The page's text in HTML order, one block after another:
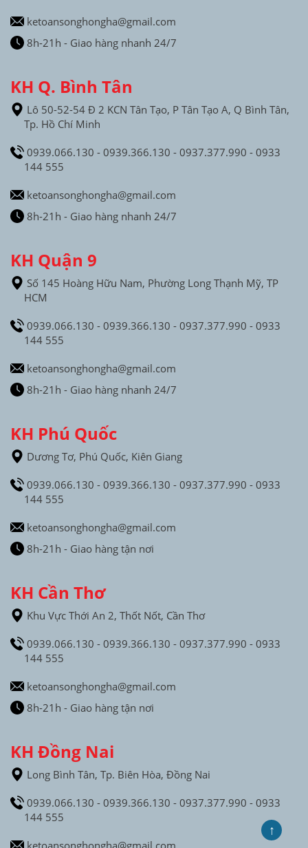
ketoansonghongha@gmail.com
8h-21h - Giao hàng nhanh 24/7
KH Q. Bình Tân
Lô 50-52-54 Đ 2 KCN Tân Tạo, P Tân Tạo A, Q Bình Tân,
Tp. Hồ Chí Minh
0939.066.130 - 0939.366.130 - 0937.377.990 - 0933
144 555
ketoansonghongha@gmail.com
8h-21h - Giao hàng nhanh 24/7
KH Quận 9
Số 145 Hoàng Hữu Nam, Phường Long Thạnh Mỹ, TP
HCM
0939.066.130 - 0939.366.130 - 0937.377.990 - 0933
144 555
ketoansonghongha@gmail.com
8h-21h - Giao hàng nhanh 24/7
KH Phú Quốc
Dương Tơ, Phú Quốc, Kiên Giang
0939.066.130 - 0939.366.130 - 0937.377.990 - 0933
144 555
ketoansonghongha@gmail.com
8h-21h - Giao hàng tận nơi
KH Cần Thơ
Khu Vực Thới An 2, Thốt Nốt, Cần Thơ
0939.066.130 - 0939.366.130 - 0937.377.990 - 0933
144 555
ketoansonghongha@gmail.com
8h-21h - Giao hàng tận nơi
KH Đồng Nai
Long Bình Tân, Tp. Biên Hòa, Đồng Nai
0939.066.130 - 0939.366.130 - 0937.377.990 - 0933
144 555
ketoansonghongha@gmail.com
↑